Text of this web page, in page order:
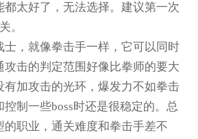
都太好了，无法选择。建议第一次
。
士，就像拳击手一样，它可以同时
攻击的判定范围好像比拳师的要大
有加攻击的光环，爆发力不如拳击
制一些boss时还是很稳定的。总
职业，通关难度和拳击手差不